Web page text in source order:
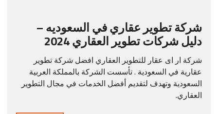
شركة تطوير عقاري في السعوديه –
دليل شركات تطوير العقاري 2024
شركة ار اى عقار للتطوير العقاري افضل شركة تطوير
عقارية في السعودية . تأسست الشركة بالمملكة العربية
السعودية وتهدف لتقديم أفضل الخدمات في مجال التطوير
العقاري.